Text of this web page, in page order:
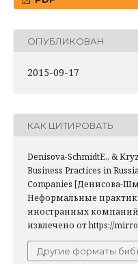
ОПУБЛИКОВАН
2015-09-17
КАК ЦИТИРОВАТЬ
Denisova-SchmidtE., &
Business Practices in
Companies [Денисова-
Неформальные
иностранных
извлечено от https://
Другие форматы